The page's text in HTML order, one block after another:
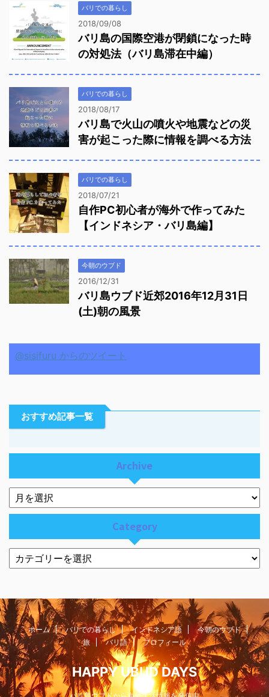
バリでの暮らし
2018/09/08
バリ島の国際空港が閉鎖になった時
の対処法（バリ島滞在中編）
バリでの暮らし
2018/08/17
バリ島で火山の噴火や地震などの災
害が起こった際に情報を調べる方法
バリでの暮らし
2018/07/21
自作PC初心者が海外で作ってみた
【インドネシア・バリ島編】
今朝のウブド
2016/12/31
バリ島ウブド近郊2016年12月31日
(土)朝の風景
@sisifuru からのツイート
おすすめ記事一覧
Archive
Category
ホーム バリでの暮らし インドネシア語
今朝のウブド
旅
バリ語 プロフィール
HAPPY UBUD DAYS